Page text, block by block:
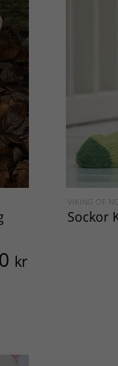
kr
VIKING OF
Sockor